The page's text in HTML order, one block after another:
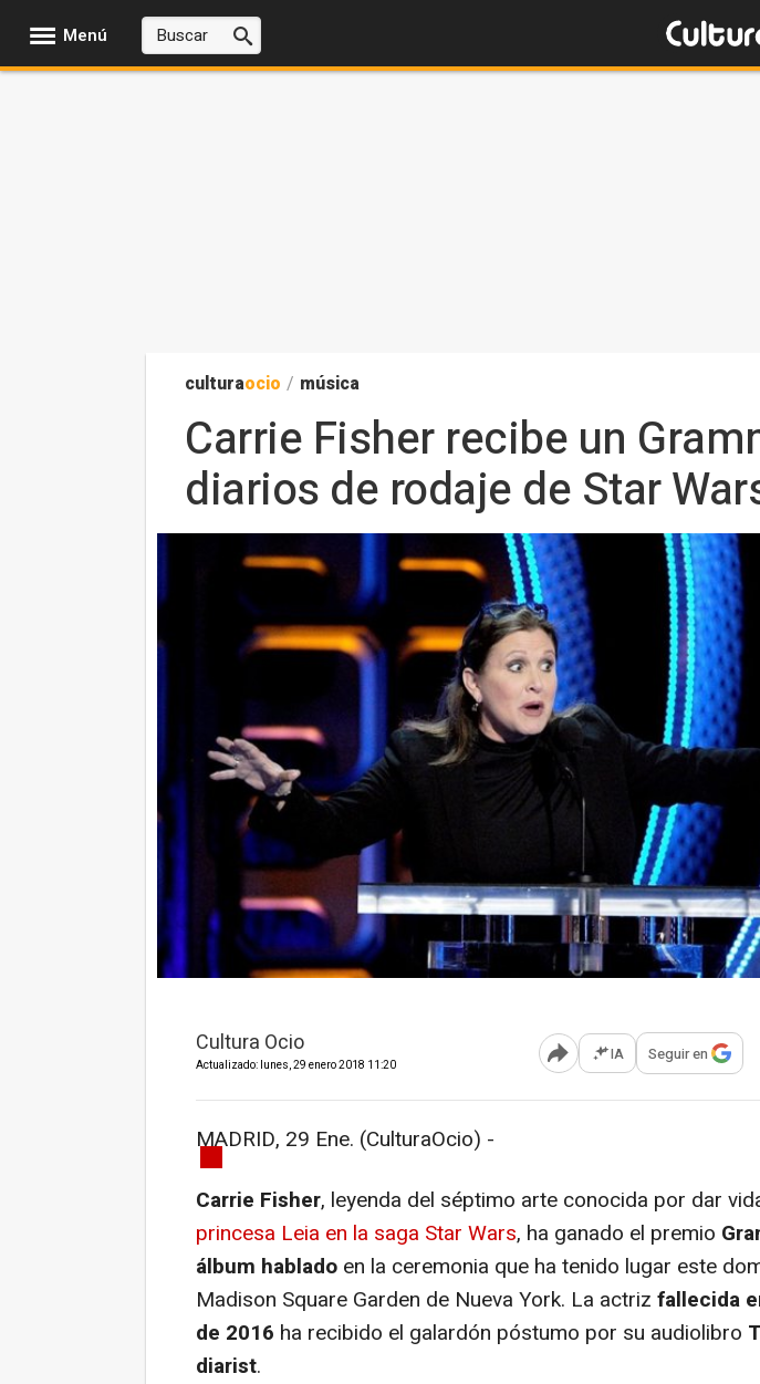
Menú
culturaocio / música
Carrie Fisher recibe un
diarios de rodaje de Star
Cultura Ocio
Actualizado: lunes, 29 enero 2018 11:20 Abrir opciones para compartir
IA Seguir en
MADRID, 29 Ene. (CulturaOcio) -
Carrie Fisher, leyenda del séptimo arte conocida por dar
princesa Leia en la saga Star Wars, ha ganado el premio
álbum hablado en la ceremonia que ha tenido lugar este
Madison Square Garden de Nueva York. La actriz fallecida
de 2016 ha recibido el galardón póstumo por su audiolibro
diarist.